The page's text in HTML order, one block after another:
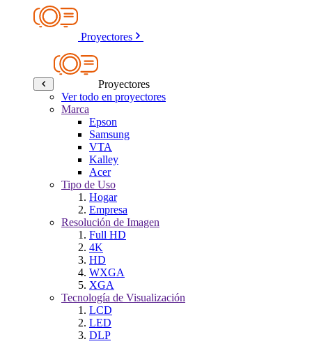
Proyectores
Proyectores
Ver todo en proyectores
Marca
Epson
Samsung
VTA
Kalley
Acer
Tipo de Uso
Hogar
Empresa
Resolución de Imagen
Full HD
4K
HD
WXGA
XGA
Tecnología de Visualización
LCD
LED
DLP